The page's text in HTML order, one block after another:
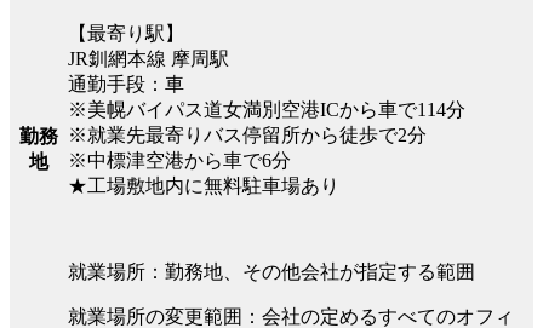
勤務
地
【最寄り駅】
JR釧網本線 摩周駅
通勤手段：車
※美幌バイパス道女満別空港ICから車で114分
※就業先最寄りバス停留所から徒歩で2分
※中標津空港から車で6分
★工場敷地内に無料駐車場あり
就業場所：勤務地、その他会社が指定する範囲
就業場所の変更範囲：会社の定めるすべてのオフィ